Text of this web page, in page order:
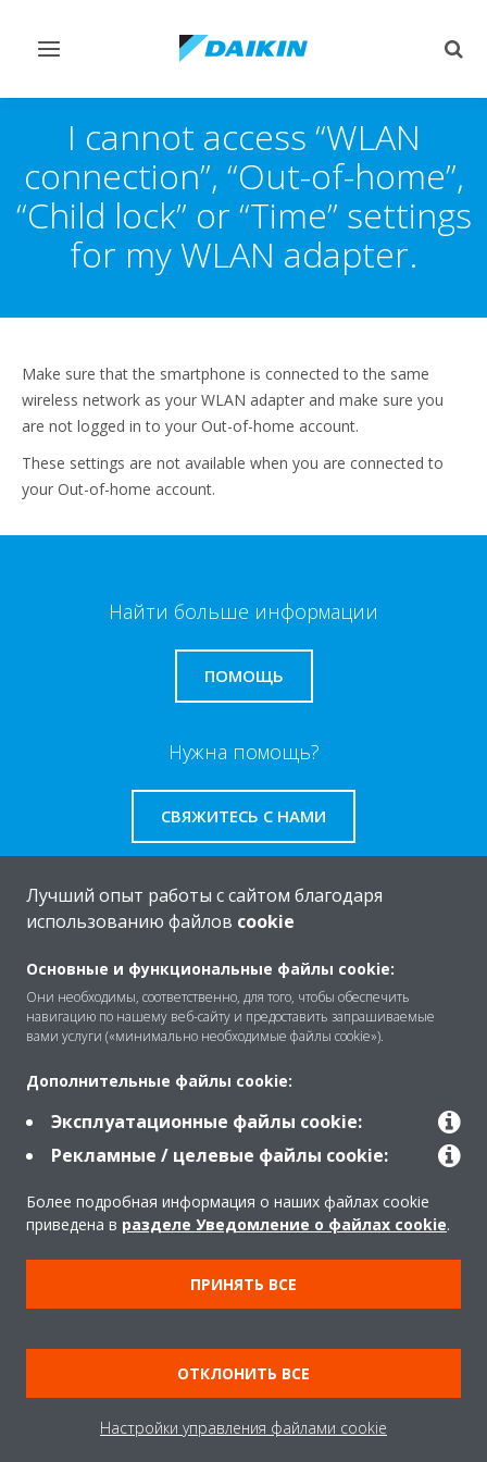
Переключить
I cannot access “WLAN
connection”, “Out-of-home”,
“Child lock” or “Time” settings
for my WLAN adapter.
Make sure that the smartphone is connected to the same
wireless network as your WLAN adapter and make sure you
are not logged in to your Out-of-home account.
These settings are not available when you are connected to
your Out-of-home account.
Найти больше информации
ПОМОЩЬ
Нужна помощь?
СВЯЖИТЕСЬ С НАМИ
Решения
Помощь
Продукты
Copyright © Daikin
Правила
Использование cookie
Конфиденциальность данных
Корпоративная этика
Data Act
Лучший опыт работы с сайтом благодаря
использованию файлов cookie
Основные и функциональные файлы cookie:
Они необходимы, соответственно, для того, чтобы обеспечить
навигацию по нашему веб-сайту и предоставить запрашиваемые
вами услуги («минимально необходимые файлы cookie»).
Дополнительные файлы cookie:
Эксплуатационные файлы cookie:
Рекламные / целевые файлы cookie:
Более подробная информация о наших файлах cookie
приведена в разделе Уведомление о файлах cookie.
ПРИНЯТЬ ВСЕ
ОТКЛОНИТЬ ВСЕ
Настройки управления файлами cookie